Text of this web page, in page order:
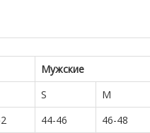
Мужские
S M
44-46 46-48